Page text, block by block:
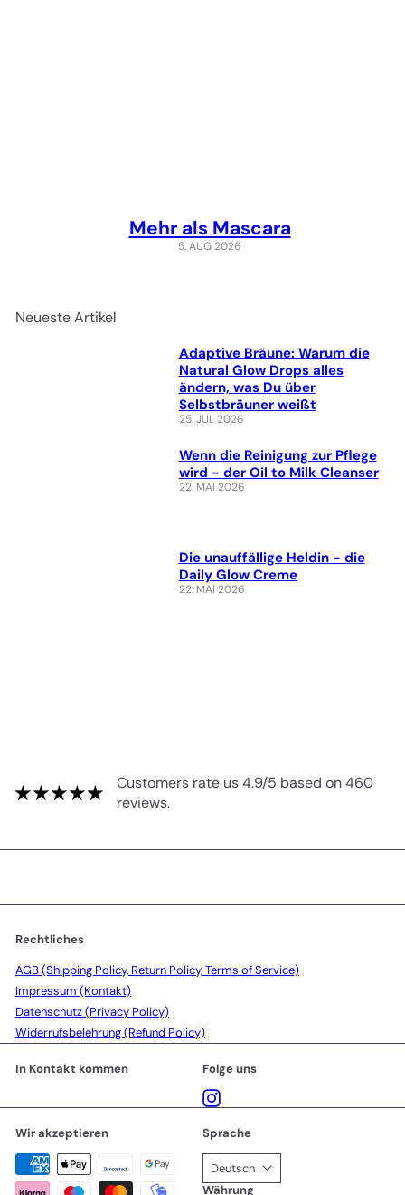
Mehr als Mascara
5. AUG 2026
Neueste Artikel
Adaptive Bräune: Warum die
Natural Glow Drops alles
ändern, was Du über
Selbstbräuner weißt
25. JUL 2026
Wenn die Reinigung zur Pflege
wird - der Oil to Milk Cleanser
22. MAI 2026
Die unauffällige Heldin - die
Daily Glow Creme
22. MAI 2026
Customers rate us 4.9/5 based on 460
reviews.
Rechtliches
AGB (Shipping Policy, Return Policy, Terms of Service)
Impressum (Kontakt)
Datenschutz (Privacy Policy)
Widerrufsbelehrung (Refund Policy)
In Kontakt kommen
Folge uns
Instagram
Wir akzeptieren Sprache
Deutsch
Währung